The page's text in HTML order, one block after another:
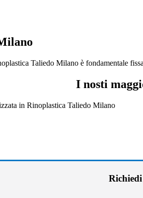
Taliedo Milano è fondamentale
I nosti